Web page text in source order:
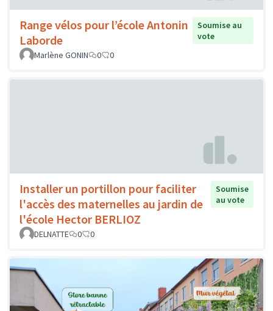
Range vélos pour l’école Antonin
Laborde
Soumise au
vote
Marlène GONIN
0 0
Installer un portillon pour faciliter
l'accès des maternelles au jardin de
l'école Hector BERLIOZ
Soumise
au vote
DELNATTE 0 0